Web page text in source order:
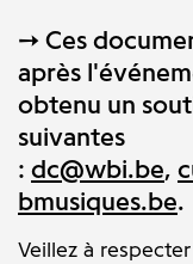
➙ Ces
après
obtenu un
suivantes
: dc@wbi.be,
bmusiques.be.
Veillez à